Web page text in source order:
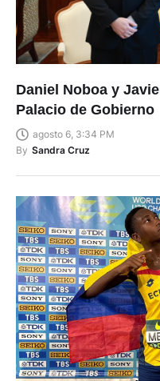
Daniel Noboa y
Palacio de Gobierno
agosto 6, 3:34 PM
By Sandra Cruz